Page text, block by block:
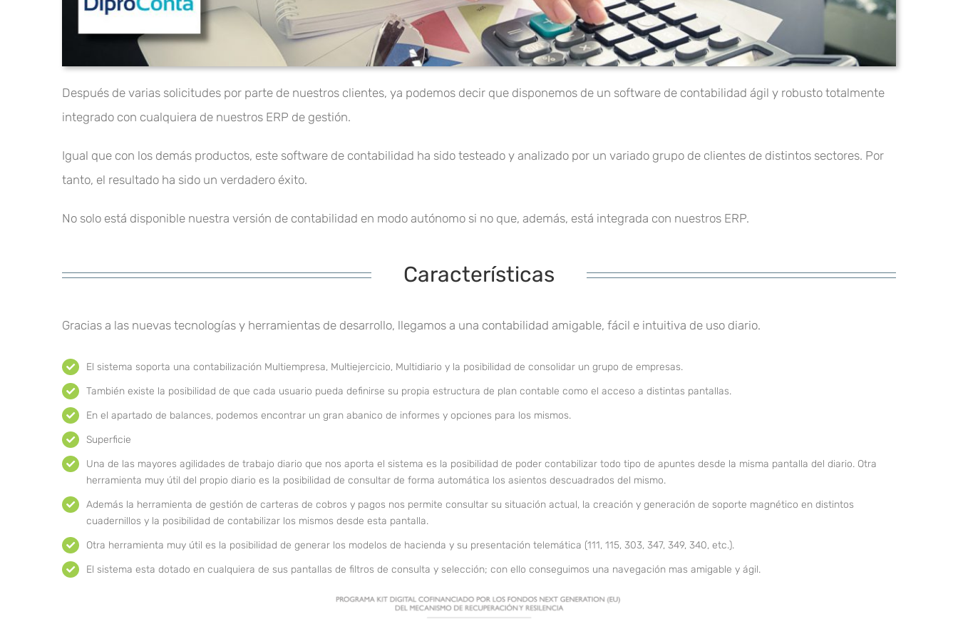
Después de varias solicitudes por parte de nuestros clientes, ya podemos decir que disponemos de un software de contabilidad ágil y robusto totalmente
integrado con cualquiera de nuestros ERP de gestión.
Igual que con los demás productos, este software de contabilidad ha sido testeado y analizado por un variado grupo de clientes de distintos sectores. Por
tanto, el resultado ha sido un verdadero éxito.
No solo está disponible nuestra versión de contabilidad en modo autónomo si no que, además, está integrada con nuestros ERP.
Características
Gracias a las nuevas tecnologías y herramientas de desarrollo, llegamos a una contabilidad amigable, fácil e intuitiva de uso diario.
El sistema soporta una contabilización Multiempresa, Multiejercicio, Multidiario y la posibilidad de consolidar un grupo de empresas.
También existe la posibilidad de que cada usuario pueda definirse su propia estructura de plan contable como el acceso a distintas pantallas.
En el apartado de balances, podemos encontrar un gran abanico de informes y opciones para los mismos.
Superficie
Una de las mayores agilidades de trabajo diario que nos aporta el sistema es la posibilidad de poder contabilizar todo tipo de apuntes desde la misma pantalla del diario. Otra
herramienta muy útil del propio diario es la posibilidad de consultar de forma automática los asientos descuadrados del mismo.
Además la herramienta de gestión de carteras de cobros y pagos nos permite consultar su situación actual, la creación y generación de soporte magnético en distintos
cuadernillos y la posibilidad de contabilizar los mismos desde esta pantalla.
Otra herramienta muy útil es la posibilidad de generar los modelos de hacienda y su presentación telemática (111, 115, 303, 347, 349, 340, etc.).
El sistema esta dotado en cualquiera de sus pantallas de filtros de consulta y selección; con ello conseguimos una navegación mas amigable y ágil.